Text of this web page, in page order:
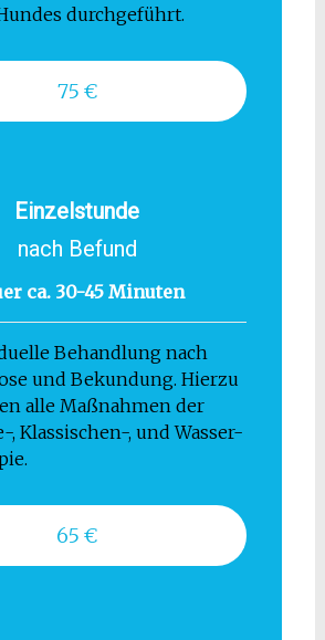
durchgeführt.
75 €
Einzelstunde
nach Befund
ca. 30-45 Minuten
Behandlung nach
und Bekundung. Hierzu
alle Maßnahmen der
, Klassischen-, und Wasser-
65 €